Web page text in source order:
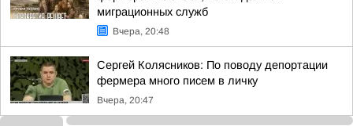
миграционных служб
Вчера, 20:48
Сергей Колясников: По поводу депортации
фермера много писем в личку
Вчера, 20:47